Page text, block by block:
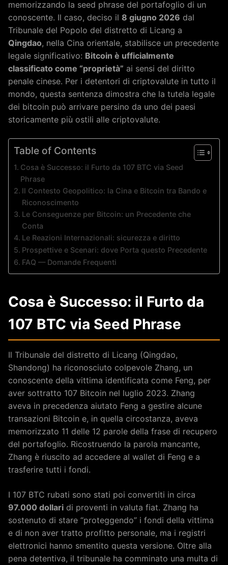
memorizzando la seed phrase del portafoglio di un
conoscente. Il caso, deciso il 8 giugno 2026 dal
Tribunale del Popolo del distretto di Licang a
Qingdao, nella Cina orientale, stabilisce un precedente
legale significativo: Bitcoin è ufficialmente
classificato come “proprietà” ai sensi del diritto
penale cinese. Per i detentori di criptovalute in tutto il
mondo, questa sentenza dimostra che la tutela legale
dei bitcoin può arrivare persino da uno dei paesi
storicamente più ostili alle criptovalute.
Table of Contents
Cosa è Successo: il Furto da 107 BTC via Seed
Phrase
Il Contesto Geopolitico: la Cina e Bitcoin tra Bando e
Riconoscimento
Le Conseguenze per Bitcoin: un Precedente che
Conta
Le Reazioni Internazionali: sicurezza e diritto
Prospettive e Scenari: dove Porta questo Precedente
FAQ — Domande Frequenti
Cosa è Successo: il Furto da
107 BTC via Seed Phrase
Il Tribunale del distretto di Licang (Qingdao,
Shandong) ha riconosciuto colpevole Zhang, un
conoscente della vittima identificata come Feng, per
aver sottratto 107 Bitcoin nel luglio 2023. Zhang
aveva in precedenza aiutato Feng a gestire alcune
transazioni Bitcoin e, in quella circostanza, aveva
memorizzato 11 delle 12 parole della frase di recupero
del portafoglio. Ricostruendo la parola mancante,
Zhang è riuscito ad accedere al wallet di Feng e a
trasferire tutti i fondi.
I 107 BTC rubati sono stati poi convertiti in circa
97.000 dollari di proventi in valuta fiat. Zhang ha
sostenuto di stare “proteggendo” i fondi della vittima
e di non aver tratto profitto personale, ma i registri
elettronici hanno smentito questa versione. Oltre alla
pena detentiva, il tribunale ha comminato una multa di